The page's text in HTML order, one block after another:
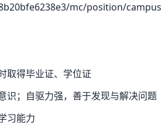
mc/position/campus
取得毕业证、学位证
识；自驱力强，善于发现与解决问题
习能力